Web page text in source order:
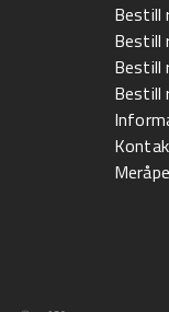
Bestill
Bestill
Bestill
Bestill